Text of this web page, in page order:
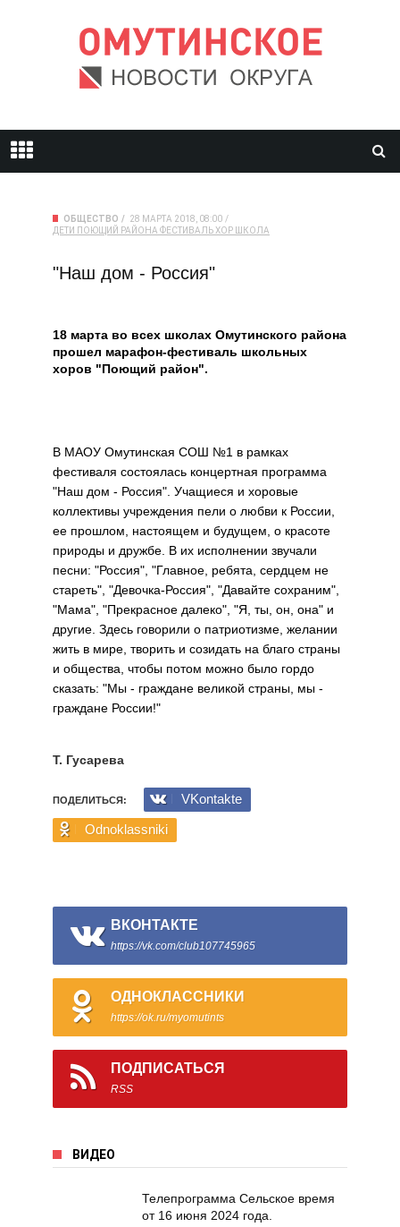
ОБЩЕСТВО
28 МАРТА 2018, 08:00
ДЕТИ ПОЮЩИЙ РАЙОНА ФЕСТИВАЛЬХОР ШКОЛА
"Наш дом - Россия"
18 марта во всех школах Омутинского района
прошел марафон-фестиваль школьных
хоров "Поющий район".
В МАОУ Омутинская СОШ №1 в рамках
фестиваля состоялась концертная программа
"Наш дом - Россия". Учащиеся и хоровые
коллективы учреждения пели о любви к России,
ее прошлом, настоящем и будущем, о красоте
природы и дружбе. В их исполнении звучали
песни: "Россия", "Главное, ребята, сердцем не
стареть", "Девочка-Россия", "Давайте сохраним",
"Мама", "Прекрасное далеко", "Я, ты, он, она" и
другие. Здесь говорили о патриотизме, желании
жить в мире, творить и созидать на благо страны
и общества, чтобы потом можно было гордо
сказать: "Мы - граждане великой страны, мы -
граждане России!"
Т. Гусарева
ПОДЕЛИТЬСЯ:
VKontakte
Odnoklassniki
ВКОНТАКТЕ
https://vk.com/club107745965
ОДНОКЛАССНИКИ
https://ok.ru/myomutints
ПОДПИСАТЬСЯ
RSS
ВИДЕО
Телепрограмма Сельское время
от 16 июня 2024 года.